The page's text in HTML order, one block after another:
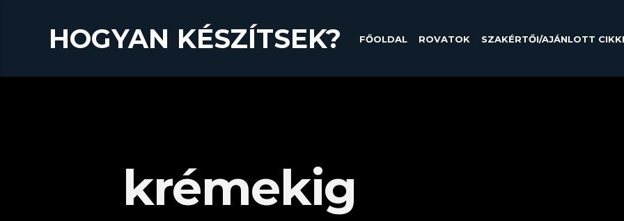
HOGYAN KÉSZÍTSEK? FŐOLDAL ROVATOK SZAKÉRTŐI/AJÁNLOTT
krémekig